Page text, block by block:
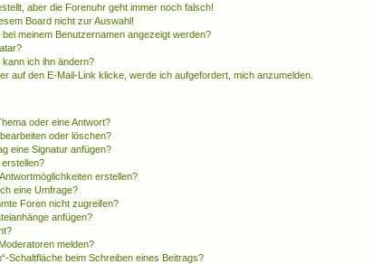
aber die Forenuhr geht immer noch falsch!
Board nicht zur Auswahl!
meinem Benutzernamen angezeigt werden?
ich ihn ändern?
auf den E-Mail-Link klicke, werde ich aufgefordert, mich anzumelden.
oder eine Antwort?
oder löschen?
eine Signatur anfügen?
erstellen?
eine Umfrage?
Foren nicht zugreifen?
anfügen?
melden?
Schaltfläche beim Schreiben eines Beitrags?